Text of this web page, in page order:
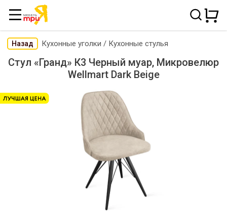
Назад Кухонные уголки / Кухонные стулья
Стул «Гранд» К3 Черный муар, Микровелюр
Wellmart Dark Beige